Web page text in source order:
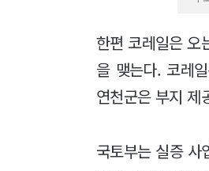
한편 코레일은 오
을 맺는다. 코레
연천군은 부지 제
국토부는 실증 사